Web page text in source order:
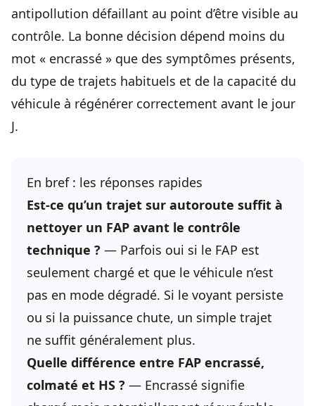
antipollution défaillant au point d’être visible au
contrôle. La bonne décision dépend moins du
mot « encrassé » que des symptômes présents,
du type de trajets habituels et de la capacité du
véhicule à régénérer correctement avant le jour
J.
En bref : les réponses rapides
Est-ce qu’un trajet sur autoroute suffit à
nettoyer un FAP avant le contrôle
technique ? — Parfois oui si le FAP est
seulement chargé et que le véhicule n’est
pas en mode dégradé. Si le voyant persiste
ou si la puissance chute, un simple trajet
ne suffit généralement plus.
Quelle différence entre FAP encrassé,
colmaté et HS ? — Encrassé signifie